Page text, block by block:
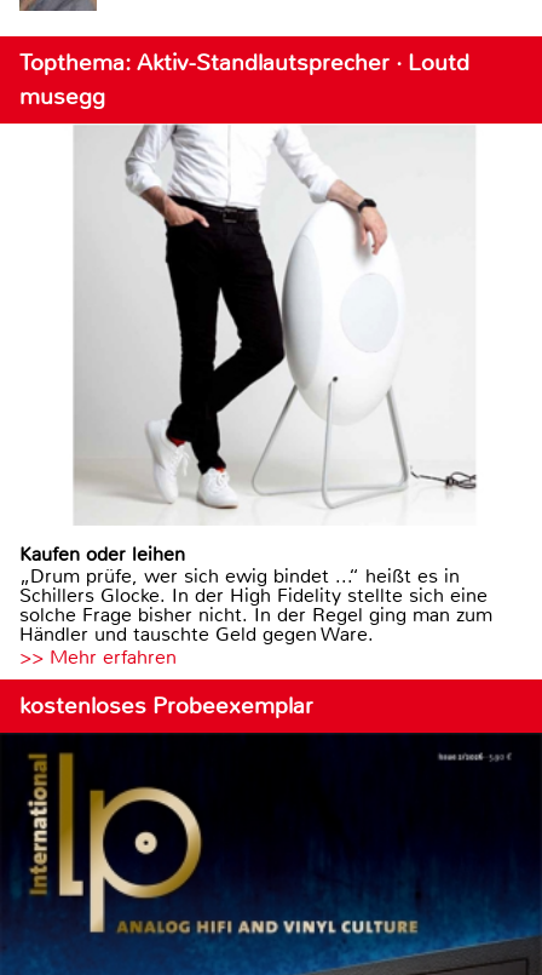
Topthema: Aktiv-Standlautsprecher · Loutd
musegg
Kaufen oder leihen
„Drum prüfe, wer sich ewig bindet ...“ heißt es in
Schillers Glocke. In der High Fidelity stellte sich eine
solche Frage bisher nicht. In der Regel ging man zum
Händler und tauschte Geld gegen Ware.
>> Mehr erfahren
kostenloses Probeexemplar